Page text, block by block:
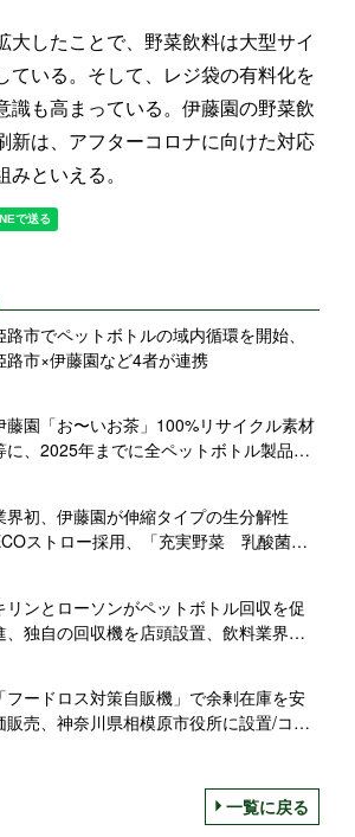
大したことで、野菜飲料は大型サイ
ている。そして、レジ袋の有料化を
識も高まっている。伊藤園の野菜飲
新は、アフターコロナに向けた対応
といえる。
路市でペットボトルの域内循環を開始、
路市×伊藤園など4者が連携
藤園「お〜いお茶」100%リサイクル素材
に、2025年までに全ペットボトル製品を
界初、伊藤園が伸縮タイプの生分解性
ストロー採用、「充実野菜 乳酸菌ミ
リンとローソンがペットボトル回収を促
、独自の回収機を店頭設置、飲料業界は
「フードロス対策自販機」で余剰在庫を安
販売、神奈川県相模原市役所に設置/コ
一覧に戻る